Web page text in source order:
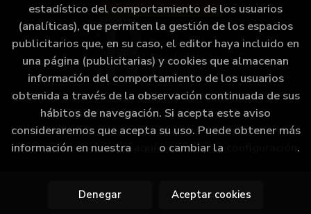
2026 ©Librería Camino Bulnes. Todos los Derechos
Reservados |
Grupo Trevenque
estadístico del comportamiento de los usuarios
(analíticas), que permiten la gestión de los espacios
publicitarios que, en su caso, el editor haya incluido en
una página (publicitarias) y cookies que almacenan
información del comportamiento de los usuarios
obtenida a través de la observación continuada de sus
hábitos de navegación. Si acepta este aviso
consideraremos que acepta su uso. Puede obtener más
información en nuestra
o cambiar la .
Denegar Aceptar cookies